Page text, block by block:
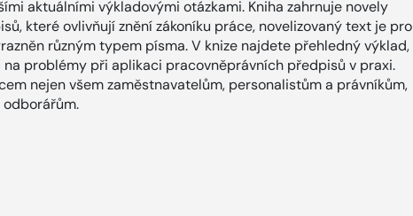
aktuálními výkladovými otázkami. Kniha zahrnuje novely
které ovlivňují znění zákoníku práce, novelizovaný text je pro
různým typem písma. V knize najdete přehledný výklad,
na problémy při aplikaci pracovněprávních předpisů v praxi.
nejen všem zaměstnavatelům, personalistům a právníkům,